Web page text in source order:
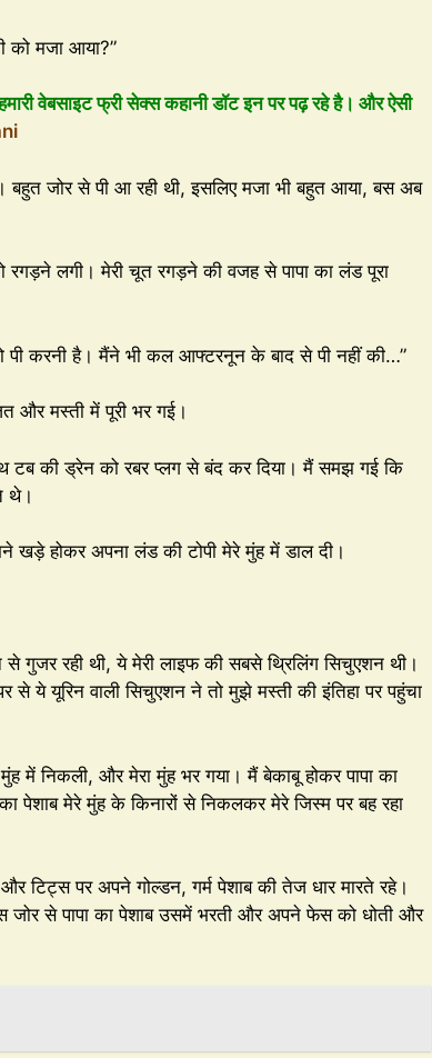
को मजा आया?”
वेबसाइट फ्री सेक्स कहानी डॉट इन पर पढ़ रहे है। और ऐसी
बहुत जोर से पी आ रही थी, इसलिए मजा भी बहुत आया, बस अब
लगी। मेरी चूत रगड़ने की वजह से पापा का लंड पूरा
पी करनी है। मैंने भी कल आफ्टरनून के बाद से पी नहीं की…”
और मस्ती में पूरी भर गई।
टब की ड्रेन को रबर प्लग से बंद कर दिया। मैं समझ गई कि
थे।
खड़े होकर अपना लंड की टोपी मेरे मुंह में डाल दी।
गुजर रही थी, ये मेरी लाइफ की सबसे थ्रिलिंग सिचुएशन थी।
ये यूरिन वाली सिचुएशन ने तो मुझे मस्ती की इंतिहा पर पहुंचा
में निकली, और मेरा मुंह भर गया। मैं बेकाबू होकर पापा का
पेशाब मेरे मुंह के किनारों से निकलकर मेरे जिस्म पर बह रहा
टिट्स पर अपने गोल्डन, गर्म पेशाब की तेज धार मारते रहे।
जोर से पापा का पेशाब उसमें भरती और अपने फेस को धोती और